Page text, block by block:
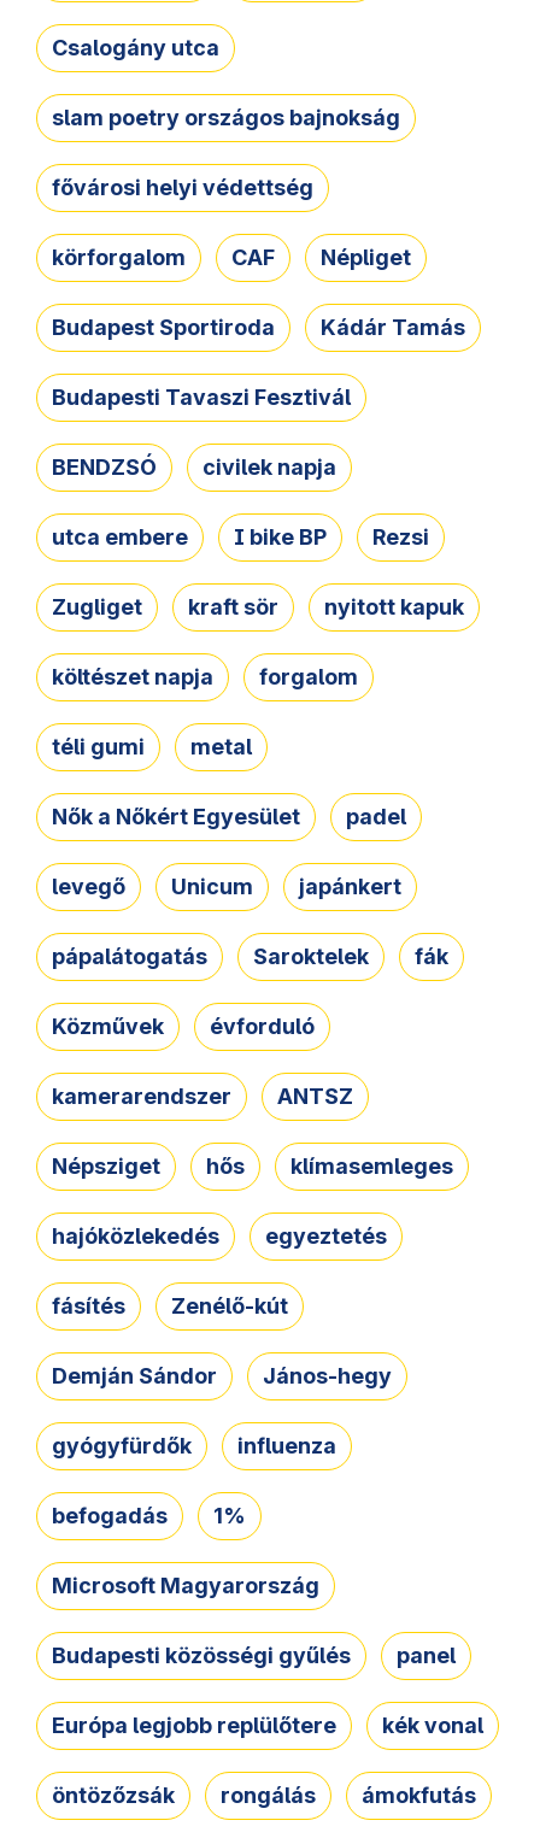
Csalogány utca
slam poetry országos bajnokság
fővárosi helyi védettség
körforgalom CAF Népliget
Budapest Sportiroda Kádár Tamás
Budapesti Tavaszi Fesztivál
BENDZSÓ civilek napja
utca embere I bike BP Rezsi
Zugliget kraft sör nyitott kapuk
költészet napja forgalom
téli gumi metal
Nők a Nőkért Egyesület padel
levegő Unicum japánkert
pápalátogatás Saroktelek fák
Közművek évforduló
kamerarendszer ANTSZ
Népsziget hős klímasemleges
hajóközlekedés egyeztetés
fásítés Zenélő-kút
Demján Sándor János-hegy
gyógyfürdők influenza
befogadás 1%
Microsoft Magyarország
Budapesti közösségi gyűlés panel
Európa legjobb replülőtere kék vonal
öntözőzsák rongálás ámokfutás